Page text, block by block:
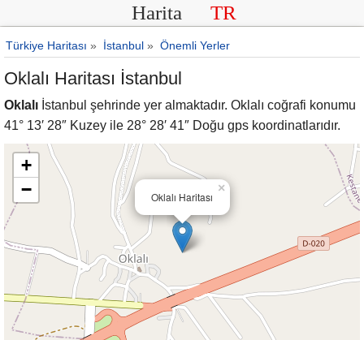
Harita TR
Türkiye Haritası » İstanbul » Önemli Yerler
Oklalı Haritası İstanbul
Oklalı İstanbul şehrinde yer almaktadır. Oklalı coğrafi konumu
41° 13′ 28″ Kuzey ile 28° 28′ 41″ Doğu gps koordinatlarıdır.
Oklalı Haritası
×
+
−